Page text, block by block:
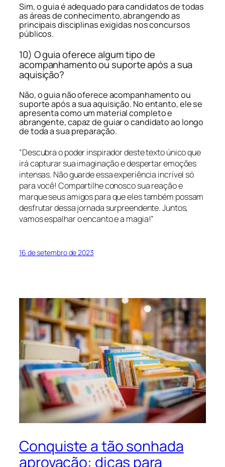
Sim, o guia é adequado para candidatos de todas
as áreas de conhecimento, abrangendo as
principais disciplinas exigidas nos concursos
públicos.
10) O guia oferece algum tipo de
acompanhamento ou suporte após a sua
aquisição?
Não, o guia não oferece acompanhamento ou
suporte após a sua aquisição. No entanto, ele se
apresenta como um material completo e
abrangente, capaz de guiar o candidato ao longo
de toda a sua preparação.
“Descubra o poder inspirador deste texto único que
irá capturar sua imaginação e despertar emoções
intensas. Não guarde essa experiência incrível só
para você! Compartilhe conosco sua reação e
marque seus amigos para que eles também possam
desfrutar dessa jornada surpreendente. Juntos,
vamos espalhar o encanto e a magia!”
16 de setembro de 2023
Conquiste a tão sonhada
aprovação: dicas para